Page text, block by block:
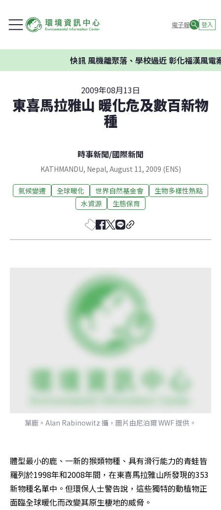
電子報 登入
快訊風機離聚落、學校過近 彰化福漢風電案
2009年08月13日
東喜馬拉雅山 暖化危及數百新物
種
時事新聞/國際新聞
KATHMANDU, Nepal, August 11, 2009 (ENS)
氣候變遷 全球暖化 世界自然基金會
生物多樣性熱點
水資源
生態保育
葉鹿。Alan Rabinowitz 攝，圖片由尼泊爾 WWF 提供。
體型最小的鹿、一新的猴類物種、具有滑行能力的青蛙皆
羅列於1998年和2008年間，在東喜馬拉雅山所發現的353
新物種名單中。但環保人士警告說，這些獨特的動植物正
面臨全球暖化而改變其原生棲地的威脅。